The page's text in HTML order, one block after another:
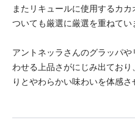
またリキュールに使用するカ
ついても厳選に厳選を重ねてい
アントネッラさんのグラッパ
わせる上品さがにじみ出てお
りとやわらかい味わいを体感さ